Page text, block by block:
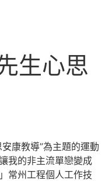
生心思
康教導”為主題的運動
我的非主流單戀變成
常州工程個人工作技